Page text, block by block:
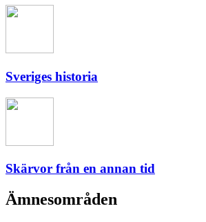
Sveriges historia
Skärvor från en annan tid
Ämnesområden